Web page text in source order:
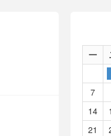
一
7
14
21